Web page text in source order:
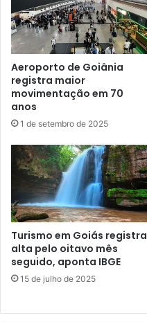
Aeroporto de Goiânia
registra maior
movimentação em 70
anos
1 de setembro de 2025
Turismo em Goiás registra
alta pelo oitavo mês
seguido, aponta IBGE
15 de julho de 2025